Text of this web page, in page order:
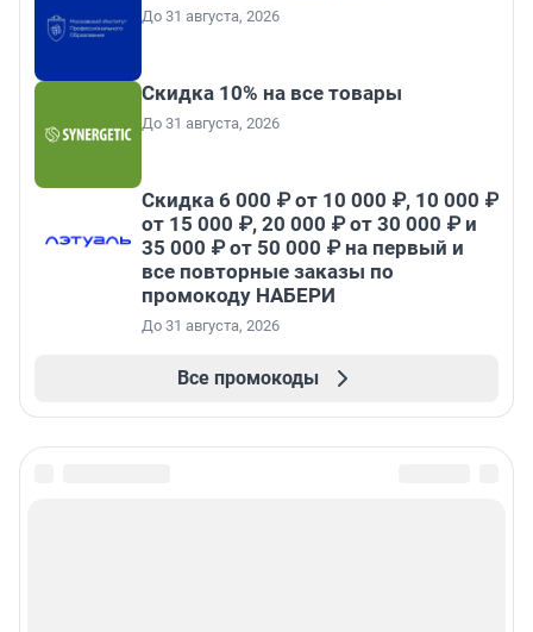
До 31 августа, 2026
Скидка 10% на все товары
До 31 августа, 2026
Скидка 6 000 ₽ от 10 000 ₽, 10 000 ₽
от 15 000 ₽, 20 000 ₽ от 30 000 ₽ и
35 000 ₽ от 50 000 ₽ на первый и
все повторные заказы по
промокоду НАБЕРИ
До 31 августа, 2026
Все промокоды